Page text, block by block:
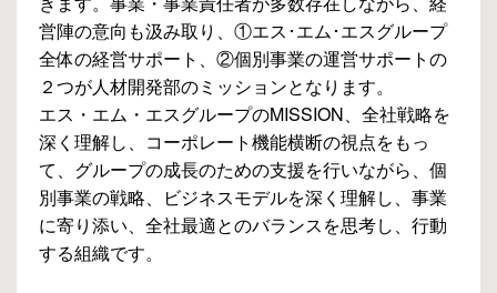
営陣の意向も汲み取り、①エス･エム･エスグループ
全体の経営サポート、②個別事業の運営サポートの
２つが人材開発部のミッションとなります。
エス・エム・エスグループのMISSION、全社戦略を
深く理解し、コーポレート機能横断の視点をもっ
て、グループの成長のための支援を行いながら、個
別事業の戦略、ビジネスモデルを深く理解し、事業
に寄り添い、全社最適とのバランスを思考し、行動
する組織です。